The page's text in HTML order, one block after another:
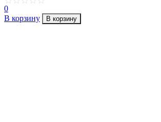
0
В корзину
В корзину